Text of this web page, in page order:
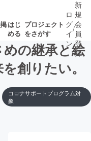
はじ
める
プロジェクト
をさがす
終了が近いプ
ェクト
もうすぐ公開
されます
ロ
グ
イ
ン
/
新
規
会
員
登
録
の継承と絵
創りたい。
コロナサポートプログラム対
象